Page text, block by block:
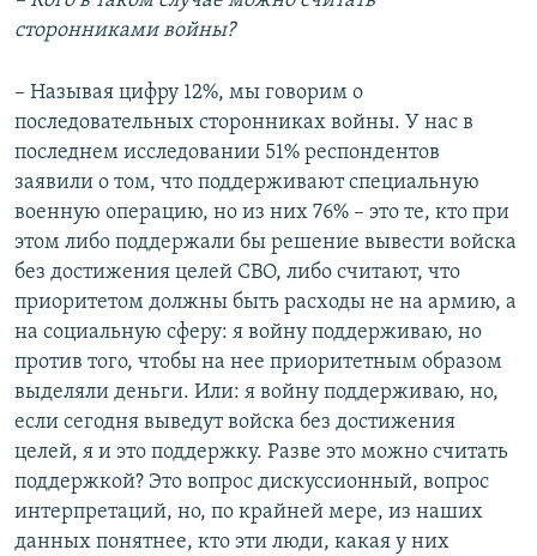
сторонниками войны?
– Называя цифру 12%, мы говорим о
последовательных сторонниках войны. У нас в
последнем исследовании 51% респондентов
заявили о том, что поддерживают специальную
военную операцию, но из них 76% – это те, кто при
этом либо поддержали бы решение вывести войска
без достижения целей СВО, либо считают, что
приоритетом должны быть расходы не на армию, а
на социальную сферу: я войну поддерживаю, но
против того, чтобы на нее приоритетным образом
выделяли деньги. Или: я войну поддерживаю, но,
если сегодня выведут войска без достижения
целей, я и это поддержку. Разве это можно считать
поддержкой? Это вопрос дискуссионный, вопрос
интерпретаций, но, по крайней мере, из наших
данных понятнее, кто эти люди, какая у них